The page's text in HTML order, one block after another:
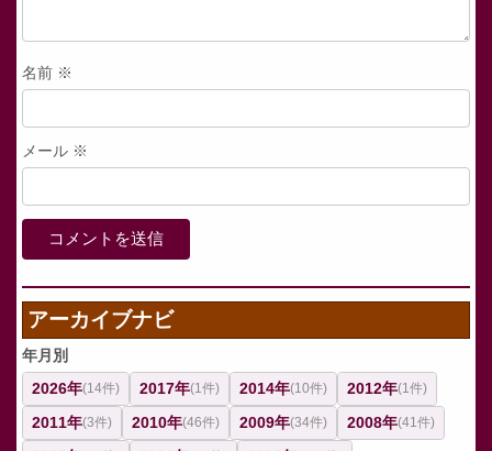
名前 ※
メール ※
アーカイブナビ
年月別
2026年(14件) 2017年(1件) 2014年(10件) 2012年(1件)
2011年(3件) 2010年(46件) 2009年(34件) 2008年(41件)